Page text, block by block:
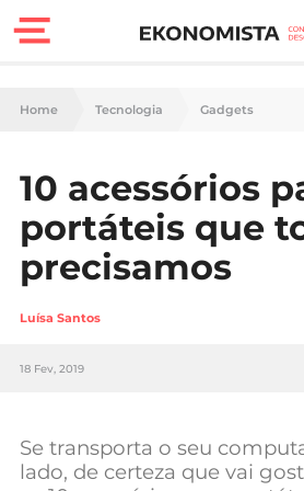
Finanças
Carreira
Casa
Lifestyle
Sociedade
Negócios
Home Tecnologia Gadgets
10 acessórios
portáteis que
precisamos
Luísa Santos
18 Fev, 2019
Se transporta o seu
lado, de certeza que vai